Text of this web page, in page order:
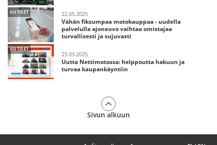
UUTISET 22.05.2025
Vähän fiksumpaa motokauppaa - uudella
palvelulla ajoneuvo vaihtaa omistajaa
turvallisesti ja sujuvasti
UUTISET
25.03.2025
Uutta Nettimotossa: helppoutta hakuun ja
turvaa kaupankäyntiin
Sivun alkuun